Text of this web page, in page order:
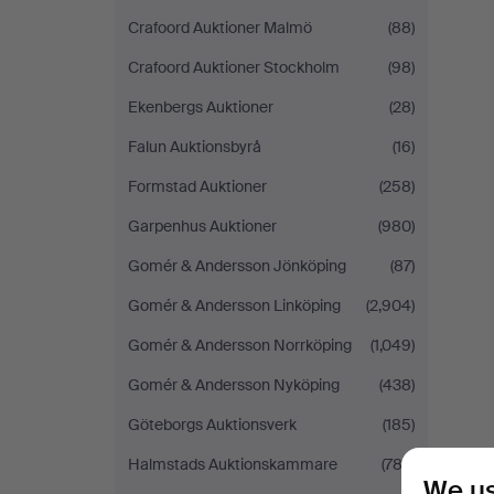
Crafoord Auktioner Malmö
(88)
Crafoord Auktioner Stockholm
(98)
Ekenbergs Auktioner
(28)
Falun Auktionsbyrå
(16)
Formstad Auktioner
(258)
Garpenhus Auktioner
(980)
Gomér & Andersson Jönköping
(87)
Gomér & Andersson Linköping
(2,904)
Gomér & Andersson Norrköping
(1,049)
Gomér & Andersson Nyköping
(438)
Göteborgs Auktionsverk
(185)
Halmstads Auktionskammare
(783)